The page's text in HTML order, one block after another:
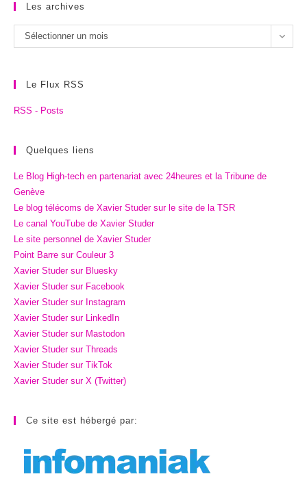
Les archives
Les
archives
Sélectionner un mois
Le Flux RSS
RSS - Posts
Quelques liens
Le Blog High-tech en partenariat avec 24heures et la Tribune de
Genève
Le blog télécoms de Xavier Studer sur le site de la TSR
Le canal YouTube de Xavier Studer
Le site personnel de Xavier Studer
Point Barre sur Couleur 3
Xavier Studer sur Bluesky
Xavier Studer sur Facebook
Xavier Studer sur Instagram
Xavier Studer sur LinkedIn
Xavier Studer sur Mastodon
Xavier Studer sur Threads
Xavier Studer sur TikTok
Xavier Studer sur X (Twitter)
Ce site est hébergé par: